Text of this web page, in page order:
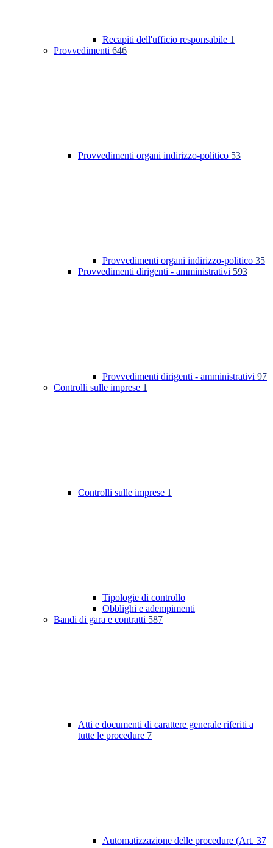
Recapiti dell'ufficio responsabile 1
Provvedimenti 646
Provvedimenti organi indirizzo-politico 53
Provvedimenti organi indirizzo-politico 35
Provvedimenti dirigenti - amministrativi 593
Provvedimenti dirigenti - amministrativi 97
Controlli sulle imprese 1
Controlli sulle imprese 1
Tipologie di controllo
Obblighi e adempimenti
Bandi di gara e contratti 587
Atti e documenti di carattere generale riferiti a
tutte le procedure 7
Automatizzazione delle procedure (Art. 37